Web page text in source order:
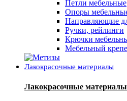
Петли мебельные
Опоры
Направляющие
Ручки, рейлинги
Крючки
Мебельный
Лакокрасочные материалы
Лакокрасочные материалы